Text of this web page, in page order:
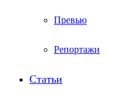
Превью
Репортажи
Статьи